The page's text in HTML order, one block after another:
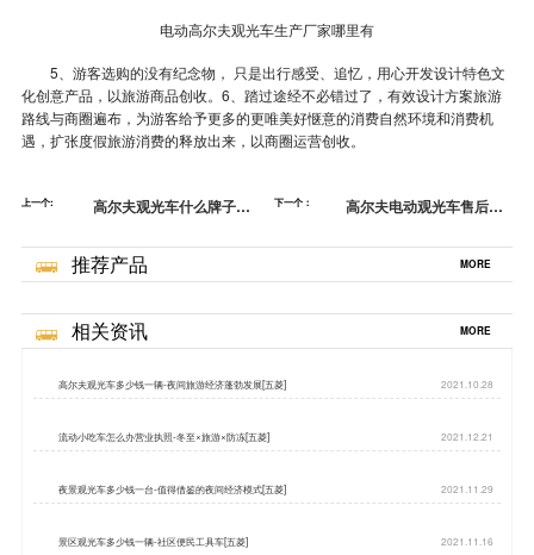
电动高尔夫观光车生产厂家哪里有
5、游客选购的没有纪念物， 只是出行感受、追忆，用心开发设计特色文
化创意产品，以旅游商品创收。6、踏过途经不必错过了，有效设计方案旅游
路线与商圈遍布，为游客给予更多的更唯美好惬意的消费自然环境和消费机
遇，扩张度假旅游消费的释放出来，以商圈运营创收。
上一个:
高尔夫观光车什么牌子好-
下一个：
高尔夫电动观光车售后如
推荐产品 MORE
相关资讯 MORE
高尔夫观光车多少钱一辆-夜间旅游经济蓬勃发展[五菱] 2021.10.28
流动小吃车怎么办营业执照-冬至×旅游×防冻[五菱] 2021.12.21
夜景观光车多少钱一台-值得借鉴的夜间经济模式[五菱] 2021.11.29
景区观光车多少钱一辆-社区便民工具车[五菱] 2021.11.16